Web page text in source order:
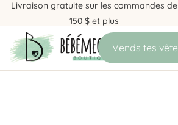
Livraison gratuite sur les commandes de
150 $ et plus